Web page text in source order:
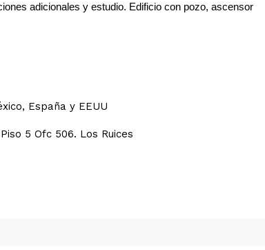
adicionales y estudio. Edificio con pozo, ascensor
España y EEUU
5 Ofc 506. Los Ruices